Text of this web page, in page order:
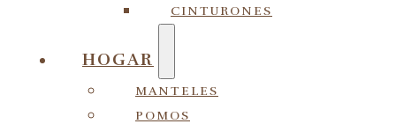
CINTURONES
HOGAR
MANTELES
POMOS